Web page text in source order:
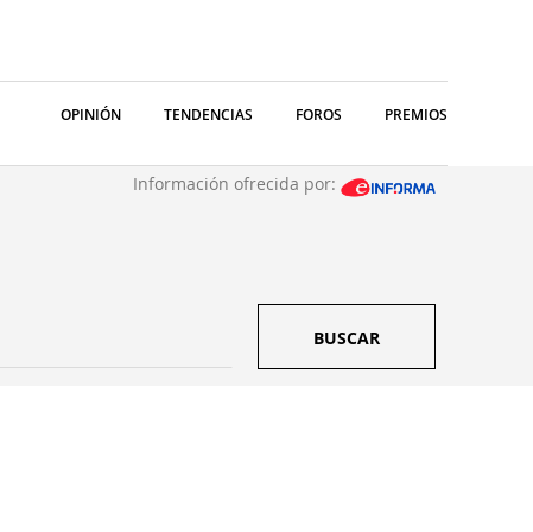
OPINIÓN TENDENCIAS FOROS PREMIOS
Información ofrecida por:
BUSCAR